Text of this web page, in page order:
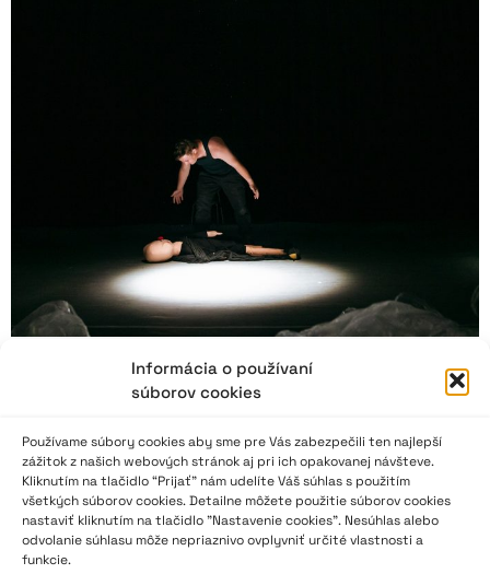
Informácia o používaní
súborov cookies
Používame súbory cookies aby sme pre Vás zabezpečili ten najlepší
zážitok z našich webových stránok aj pri ich opakovanej návšteve.
Kliknutím na tlačidlo “Prijať” nám udelíte Váš súhlas s použitím
všetkých súborov cookies. Detailne môžete použitie súborov cookies
nastaviť kliknutím na tlačidlo "Nastavenie cookies". Nesúhlas alebo
odvolanie súhlasu môže nepriaznivo ovplyvniť určité vlastnosti a
funkcie.
8. Festival divadla mladých. Tiché výkriky na
„Na tohtoročnom FEDIM-e sa na témy duševného zdravia
naladil každý mládežnícky divadelný súbor. Psychike jedinca
venujeme v dnešnej dobe minimálnu starostlivosť najmä
v detskom veku, keď to odreté koleno naozaj bolí a je